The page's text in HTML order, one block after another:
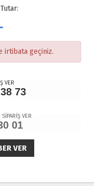
irtibata geçiniz.
VER
73
SİPARİŞ VER
01
VER